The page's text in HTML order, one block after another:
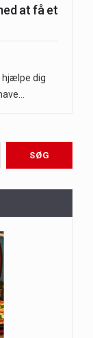
at få et
hjælpe dig